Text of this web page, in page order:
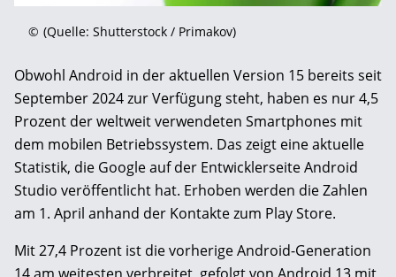
© (Quelle: Shutterstock / Primakov)
Obwohl Android in der aktuellen Version 15 bereits seit
September 2024 zur Verfügung steht, haben es nur 4,5
Prozent der weltweit verwendeten Smartphones mit
dem mobilen Betriebssystem. Das zeigt eine aktuelle
Statistik, die Google auf der Entwicklerseite Android
Studio veröffentlicht hat. Erhoben werden die Zahlen
am 1. April anhand der Kontakte zum Play Store.
Mit 27,4 Prozent ist die vorherige Android-Generation